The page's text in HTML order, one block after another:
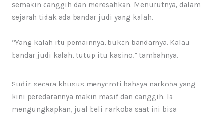
semakin canggih dan meresahkan. Menurutnya, dalam
sejarah tidak ada bandar judi yang kalah.
“Yang kalah itu pemainnya, bukan bandarnya. Kalau
bandar judi kalah, tutup itu kasino,” tambahnya.
Sudin secara khusus menyoroti bahaya narkoba yang
kini peredarannya makin masif dan canggih. Ia
mengungkapkan, jual beli narkoba saat ini bisa